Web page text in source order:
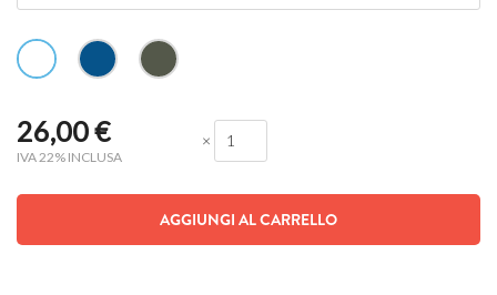
26,00€
IVA 22% INCLUSA
×
AGGIUNGI AL CARRELLO